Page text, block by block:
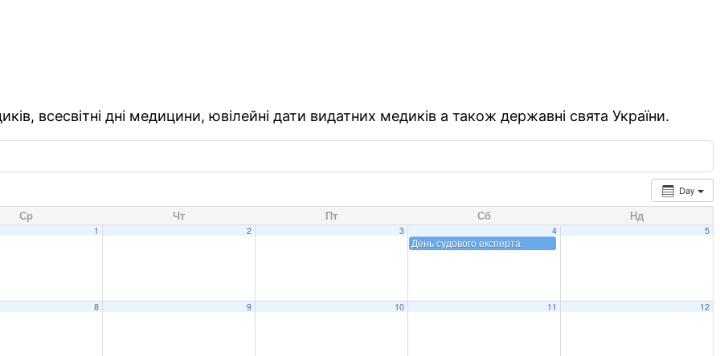
всесвітні дні медицини, ювілейні дати видатних медиків а також державні свята України.
Day
Ср Чт Пт Сб Нд
1 2 3 4
День судового експерта
5
8 9 10 11 12